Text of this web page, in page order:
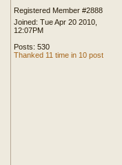
Registered Member #2888
Joined: Tue Apr 20 2010,
12:07PM
Posts: 530
Thanked 11 time in 10 post